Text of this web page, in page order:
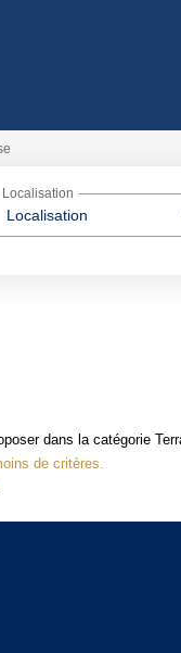
Localisation
Localisation
dans la catégorie
de critères.